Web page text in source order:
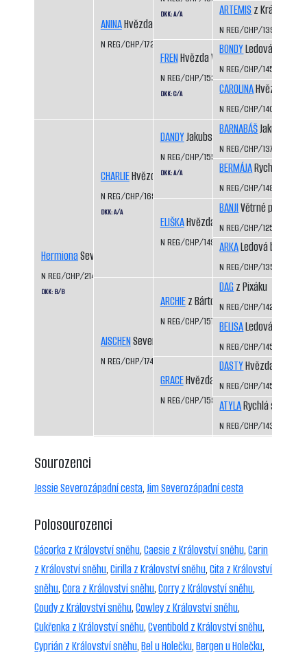
HermionaSeverozápadní cesta
N REG/CHP/2147/19/21
DKK: B/B
ANINAHvězda nad Sázavou
N REG/CHP/1728/14/15
CHARLIEHvězda Vysočiny
N REG/CHP/1692/13/14
DKK: A/A
AISCHENSeverozápadní cesta
N REG/CHP/1748/14/16
DKK: A/A
FRENHvězda Vysočiny
N REG/CHP/1535/10/11
DKK: C/A
DANDYJakubská húrka
N REG/CHP/1554/11/12
DKK: A/A
ELIŠKAHvězda Vysočiny
N REG/CHP/1494/08/10
ARCHIEz Bártova háje
N REG/CHP/1515/09/11
GRACEHvězda Vysočiny
N REG/CHP/1585/11/13
ARTEMIS z Království
N REG/CHP/1397/06/08
BONDYLedová bouře
N REG/CHP/1451/07/09
CAROLINAHvězda
N REG/CHP/1407/07/09
BARNABÁŠJakubská
N REG/CHP/1370/05/07
BERMÁJARychlá stopa
N REG/CHP/1480/08/10
BANJIVětrné pláně
N REG/CHP/1259/02/04
ARKALedová bouře
N REG/CHP/1352/04/06
DAGz Pixáku
N REG/CHP/1425/07/09
BELISALedová bouře
N REG/CHP/1453/07/09
DASTYHvězda
N REG/CHP/1459/07/10
ATYLARychlá stopa
N REG/CHP/1437/07/10
Sourozenci
Jessie Severozápadní cesta,Jim Severozápadní cesta
Polosourozenci
Cácorka z Království sněhu,Caesie z Království sněhu,Carin
z Království sněhu,Cirilla z Království sněhu,Cita z Království
sněhu,Cora z Království sněhu,Corry z Království sněhu,
Coudy z Království sněhu,Cowley z Království sněhu,
Cukřenka z Království sněhu,Cventibold z Království sněhu,
Cyprián z Království sněhu,Bel u Holečku,Bergen u Holečku,